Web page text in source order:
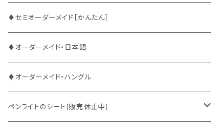
BUDDiiS
DXTEEN
ENHYPEN
EXO
ATEEZ
BLANK2Y
BOYNEXTDOOR
BUDDiiS
ファンサ
CRAVITY
ENHYPEN
EXO
♦セミオーダーメイド［かんたん］
♦オーダーメイド・日本語
♦オーダーメイド・ハングル
ペンライトのシート(販売休止中)